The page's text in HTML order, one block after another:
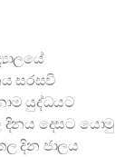
සරසවි
යුද්ධයට
දිනය දෙසට යොමු
දින ජාලය